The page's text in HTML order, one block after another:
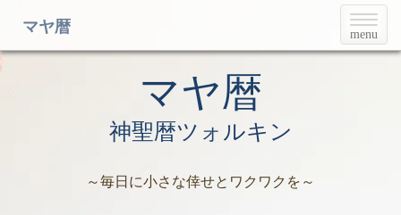
T
o
g
menu
マヤ暦
マヤ暦
神聖暦ツォルキン
～毎日に小さな倖せとワクワクを～